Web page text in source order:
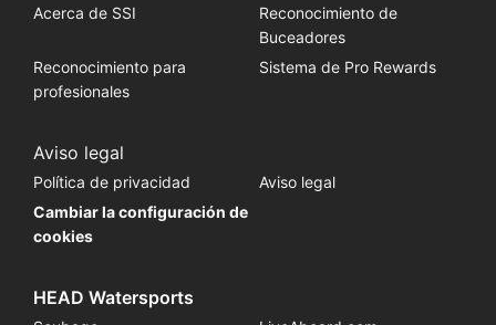
Acerca de SSI
Reconocimiento de
Buceadores
Reconocimiento para
profesionales
Sistema de Pro Rewards
Aviso legal
Política de privacidad
Aviso legal
Cambiar la configuración de
cookies
HEAD Watersports